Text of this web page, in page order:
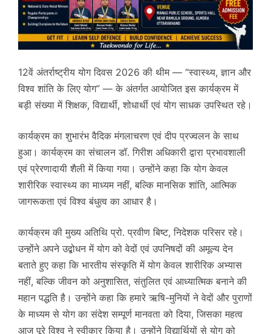
12वें अंतर्राष्ट्रीय योग दिवस 2026 की थीम — “स्वास्थ्य, ज्ञान और
विश्व शांति के लिए योग” — के अंतर्गत आयोजित इस कार्यक्रम में
बड़ी संख्या में शिक्षक, विद्यार्थी, शोधार्थी एवं योग साधक उपस्थित रहे।
कार्यक्रम का शुभारंभ वैदिक मंगलाचरण एवं दीप प्रज्वलन के साथ
हुआ। कार्यक्रम का संचालन डॉ. गिरीश अधिकारी द्वारा प्रभावशाली
एवं प्रेरणादायी शैली में किया गया। उन्होंने कहा कि योग केवल
शारीरिक स्वास्थ्य का माध्यम नहीं, बल्कि मानसिक शांति, आत्मिक
जागरूकता एवं विश्व बंधुत्व का आधार है।
कार्यक्रम की मुख्य अतिथि प्रो. प्रवीण बिष्ट, निदेशक परिसर रहे।
उन्होंने अपने उद्बोधन में योग को वेदों एवं उपनिषदों की अमूल्य देन
बताते हुए कहा कि भारतीय संस्कृति में योग केवल शारीरिक अभ्यास
नहीं, बल्कि जीवन को अनुशासित, संतुलित एवं आध्यात्मिक बनाने की
महान पद्धति है। उन्होंने कहा कि हमारे ऋषि-मुनियों ने वेदों और पुराणों
के माध्यम से योग का संदेश सम्पूर्ण मानवता को दिया, जिसका महत्व
आज पूरे विश्व ने स्वीकार किया है। उन्होंने विद्यार्थियों से योग को